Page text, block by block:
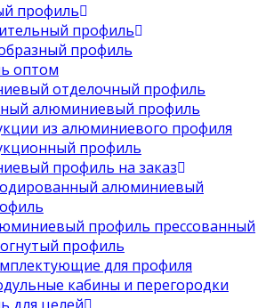
профиль
профиль
профиль
оптом
отделочный профиль
алюминиевый профиль
из алюминиевого профиля
профиль
профиль на заказ
алюминиевый
профиль прессованный
профиль
для профиля
кабины и перегородки